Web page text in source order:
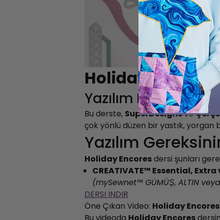
Holiday Encore
Yazılım Dersi
Bu derste, SuperDesignsve
çok yönlü düzen bir yastık, yorgan
Yazılım
Holiday Encoresdersi şunları
CREATIVATE™ Essential,
(mySewnet™ GÜMÜŞ, ALTIN
DERSI INDIR
Öne Çıkan Video: Holiday Encores